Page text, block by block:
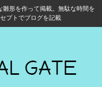
雛形を作って掲載。無駄な時間を
プトでブログを記載